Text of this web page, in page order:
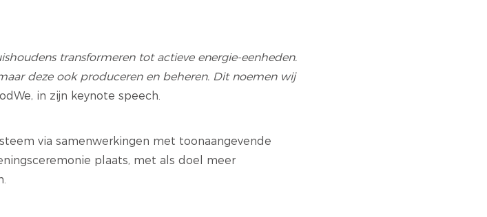
transformeren tot actieve energie-eenheden.
deze ook produceren en beheren. Dit noemen wij
in zijn keynote speech.
via samenwerkingen met toonaangevende
plaats, met als doel meer